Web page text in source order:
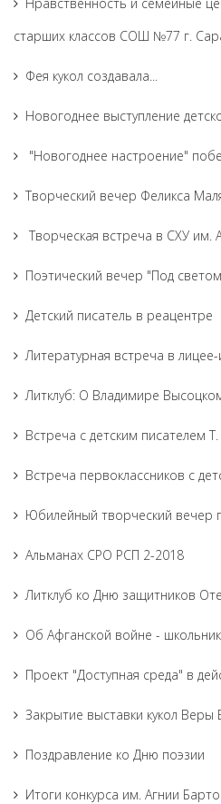
старших классов СОШ №77 г.
Фея кукол создавала...
Новогоднее выступление
"Новогоднее настроение"
Творческий вечер Феликса
Творческая встреча в СХУ им.
Поэтический вечер "Под
Детский писатель в реацентре
Литературная встреча в
Литклуб: О Владимире
Встреча с детским писателем
Встреча первоклассников с
Юбилейный творческий вечер
Альманах СРО РСП 2-2018
Литклуб ко Дню защитников
Об Афганской войне -
Проект "Доступная среда" в
Закрытие выставки кукол Веры
Поздравление ко Дню поэзии
Итоги конкурса им. Агнии Барто